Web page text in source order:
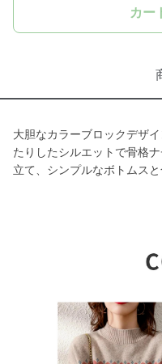
カー
大胆なカラーブロックデザ
たりしたシルエットで骨格
立て、シンプルなボトムス